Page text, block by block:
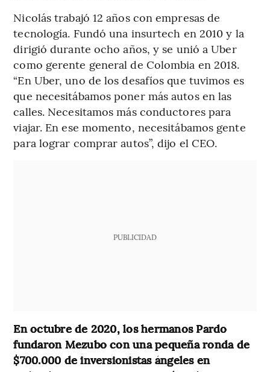
Nicolás trabajó 12 años con empresas de
tecnología. Fundó una insurtech en 2010 y la
dirigió durante ocho años, y se unió a Uber
como gerente general de Colombia en 2018.
“En Uber, uno de los desafíos que tuvimos es
que necesitábamos poner más autos en las
calles. Necesitamos más conductores para
viajar. En ese momento, necesitábamos gente
para lograr comprar autos”, dijo el CEO.
PUBLICIDAD
En octubre de 2020, los hermanos Pardo
fundaron Mezubo con una pequeña ronda de
$700.000 de inversionistas ángeles en